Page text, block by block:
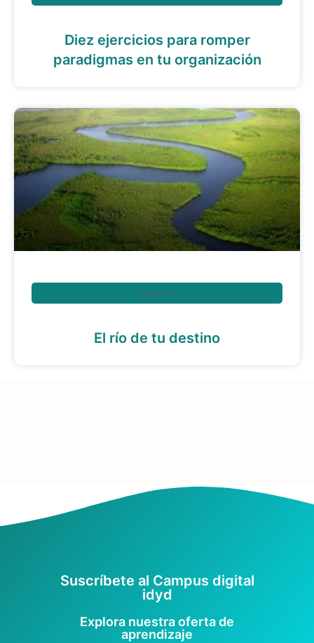
Diez ejercicios para romper
paradigmas en tu organización
Recursos
El río de tu destino
Suscríbete al Campus digital
idyd
Explora nuestra oferta de
aprendizaje